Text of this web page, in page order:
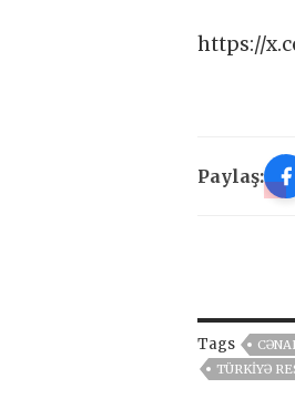
https://
Paylaş:
Tags
TÜRKIYƏ